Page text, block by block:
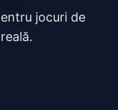
jocuri de